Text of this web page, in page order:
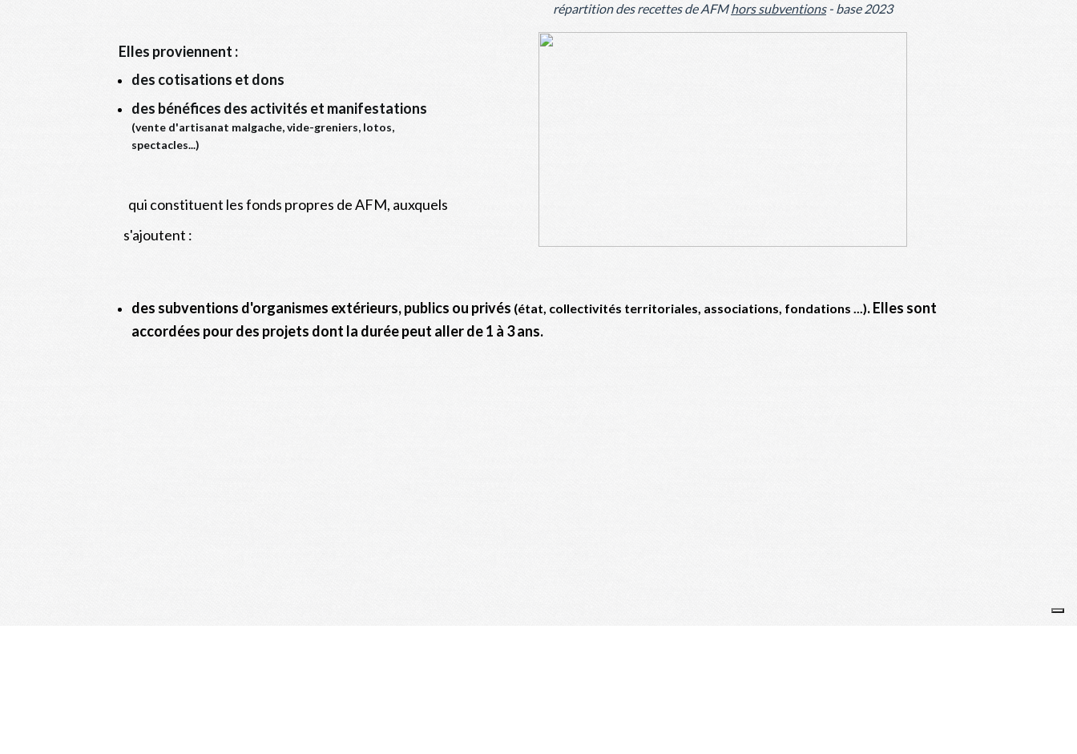
Elles proviennent :
des cotisations et dons
des bénéfices des activités et manifestations
(vente d'artisanat malgache, vide-greniers, lotos,
spectacles...)
qui constituent les fonds propres de AFM, auxquels
s'ajoutent :
répartition des recettes de AFMhors subventions- base 2023
des subventions d'organismes extérieurs, publics ou privés (état, collectivités territoriales, associations, fondations ...). Elles sont
accordées pour des projets dont la durée peut aller de 1 à 3 ans.